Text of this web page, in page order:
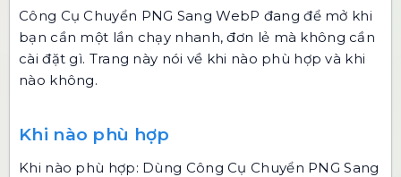
Công Cụ Chuyển PNG Sang WebP đang để mở khi
bạn cần một lần chạy nhanh, đơn lẻ mà không cần
cài đặt gì. Trang này nói về khi nào phù hợp và khi
nào không.
Khi nào phù hợp
Khi nào phù hợp: Dùng Công Cụ Chuyển PNG Sang